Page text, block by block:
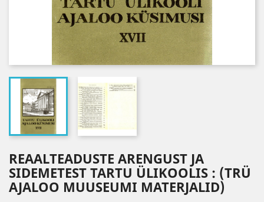
REAALTEADUSTE ARENGUST JA
SIDEMETEST TARTU ÜLIKOOLIS : (TRÜ
AJALOO MUUSEUMI MATERJALID)